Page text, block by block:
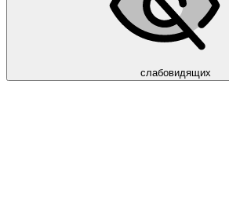
слабовидящих